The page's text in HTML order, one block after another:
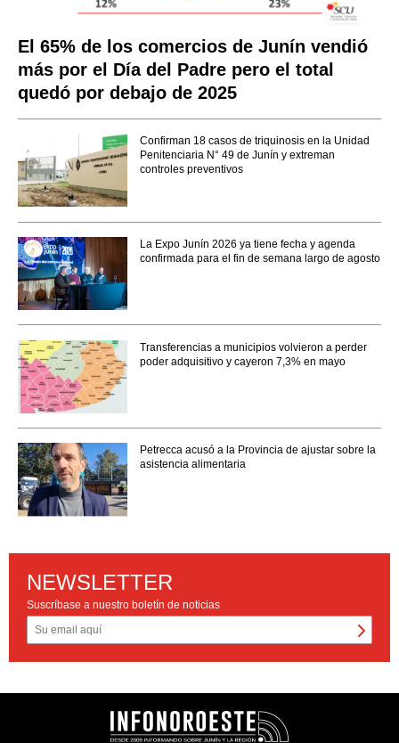
El 65% de los comercios de Junín vendió
más por el Día del Padre pero el total
quedó por debajo de 2025
Confirman 18 casos de triquinosis en la Unidad
Penitenciaria N° 49 de Junín y extreman
controles preventivos
La Expo Junín 2026 ya tiene fecha y agenda
confirmada para el fin de semana largo de agosto
Transferencias a municipios volvieron a perder
poder adquisitivo y cayeron 7,3% en mayo
Petrecca acusó a la Provincia de ajustar sobre la
asistencia alimentaria
NEWSLETTER
Suscríbase a nuestro boletín de noticias